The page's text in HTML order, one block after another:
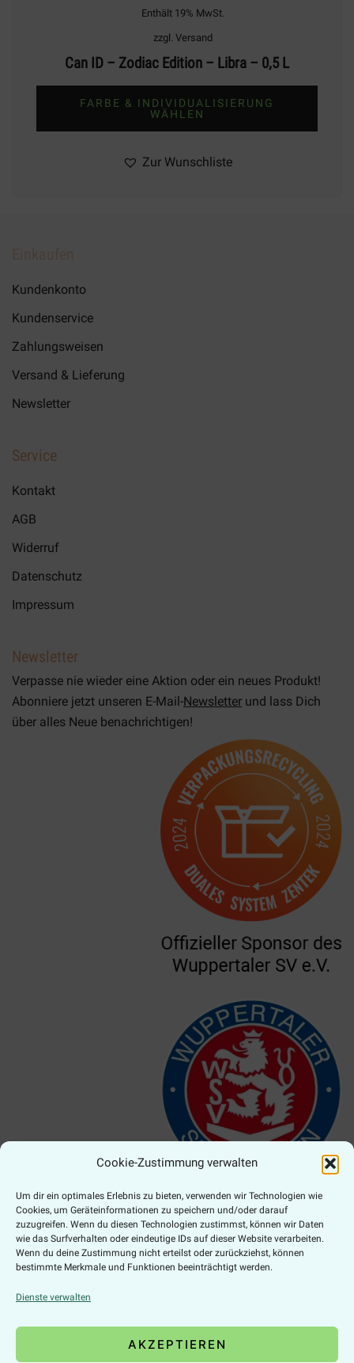
Cookie-Zustimmung verwalten
Um dir ein optimales Erlebnis zu bieten, verwenden wir Technologien wie
Cookies, um Geräteinformationen zu speichern und/oder darauf
zuzugreifen. Wenn du diesen Technologien zustimmst, können wir Daten
wie das Surfverhalten oder eindeutige IDs auf dieser Website verarbeiten.
Wenn du deine Zustimmung nicht erteilst oder zurückziehst, können
bestimmte Merkmale und Funktionen beeinträchtigt werden.
Dienste verwalten
AKZEPTIEREN
Enthält 19% MwSt.
zzgl. Versand
Can ID – Zodiac Edition – Libra – 0,5 L
FARBE & INDIVIDUALISIERUNG
WÄHLEN
Produkt
Zur Wunschliste
Kundenkonto
Kundenservice
Zahlungsweisen
Versand & Lieferung
Newsletter
Service
Kontakt
AGB
Widerruf
Datenschutz
Impressum
Newsletter
Verpasse nie wieder eine Aktion oder ein neues Produkt!
Abonniere jetzt unseren E-Mail-Newsletter und lass Dich
über alles Neue benachrichtigen!
Zahlungsarten